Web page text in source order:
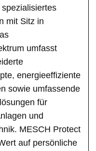
mit Sitz in
umfasst
energieeffiziente
sowie umfassende
für
und
MESCH Protect
auf persönliche